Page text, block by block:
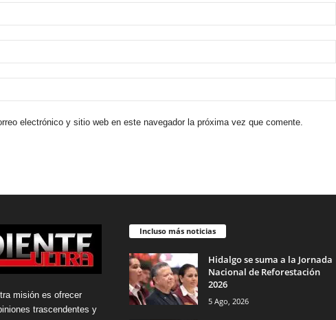
electrónico y sitio web en este navegador la próxima vez que comente.
misión es ofrecer
trascendentes y
Incluso más noticias
Hidalgo se suma a la Jornada
Nacional de Reforestación
2026
5 Ago, 2026